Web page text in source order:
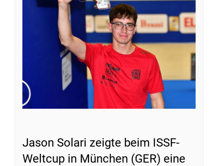
Jason Solari zeigte beim ISSF-
Weltcup in München (GER) eine